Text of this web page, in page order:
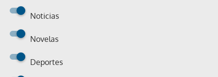
Noticias
Novelas
Deportes